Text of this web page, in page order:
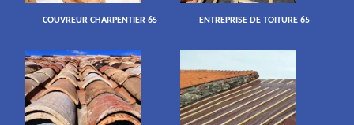
COUVREUR CHARPENTIER 65 ENTREPRISE DE TOITURE 65